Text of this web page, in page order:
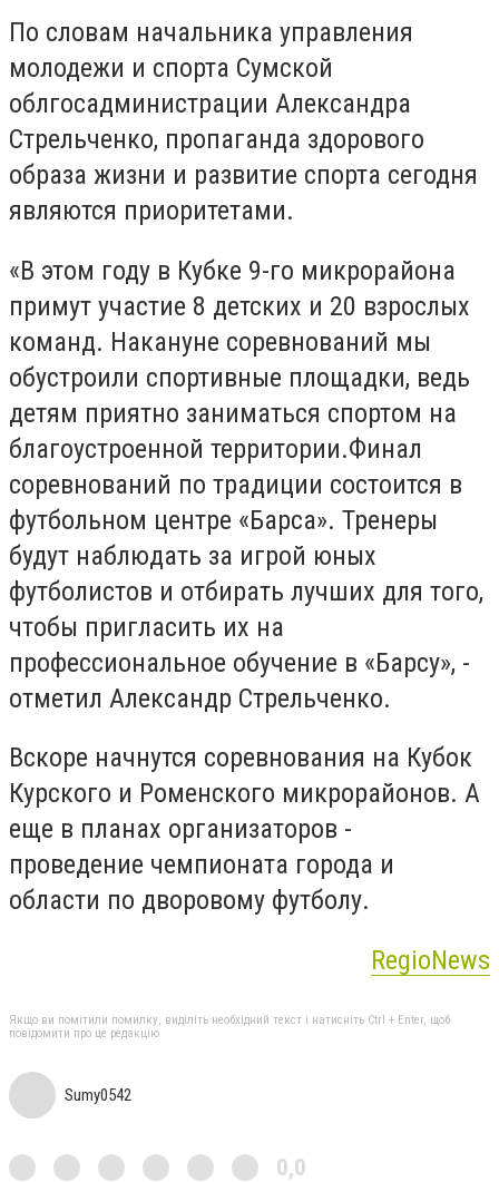
По словам начальника управления
молодежи и спорта Сумской
облгосадминистрации Александра
Стрельченко, пропаганда здорового
образа жизни и развитие спорта сегодня
являются приоритетами.
«В этом году в Кубке 9-го микрорайона
примут участие 8 детских и 20 взрослых
команд. Накануне соревнований мы
обустроили спортивные площадки, ведь
детям приятно заниматься спортом на
благоустроенной территории.Финал
соревнований по традиции состоится в
футбольном центре «Барса». Тренеры
будут наблюдать за игрой юных
футболистов и отбирать лучших для того,
чтобы пригласить их на
профессиональное обучение в «Барсу», -
отметил Александр Стрельченко.
Вскоре начнутся соревнования на Кубок
Курского и Роменского микрорайонов. А
еще в планах организаторов -
проведение чемпионата города и
области по дворовому футболу.
RegioNews
Якщо ви помітили помилку, виділіть необхідний текст і натисніть Ctrl + Enter, щоб
повідомити про це редакцію
Sumy0542
0,0